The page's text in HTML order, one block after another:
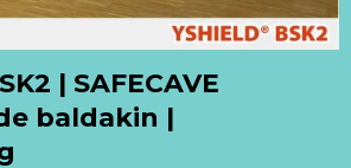
| SAFECAVE
baldakin |